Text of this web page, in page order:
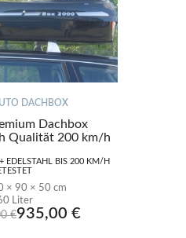
DACHBOX
Dachbox
Qualität 200 km/h
EDELSTAHL BIS 200 KM/H
× 90 × 50 cm
Liter
€935,00 €